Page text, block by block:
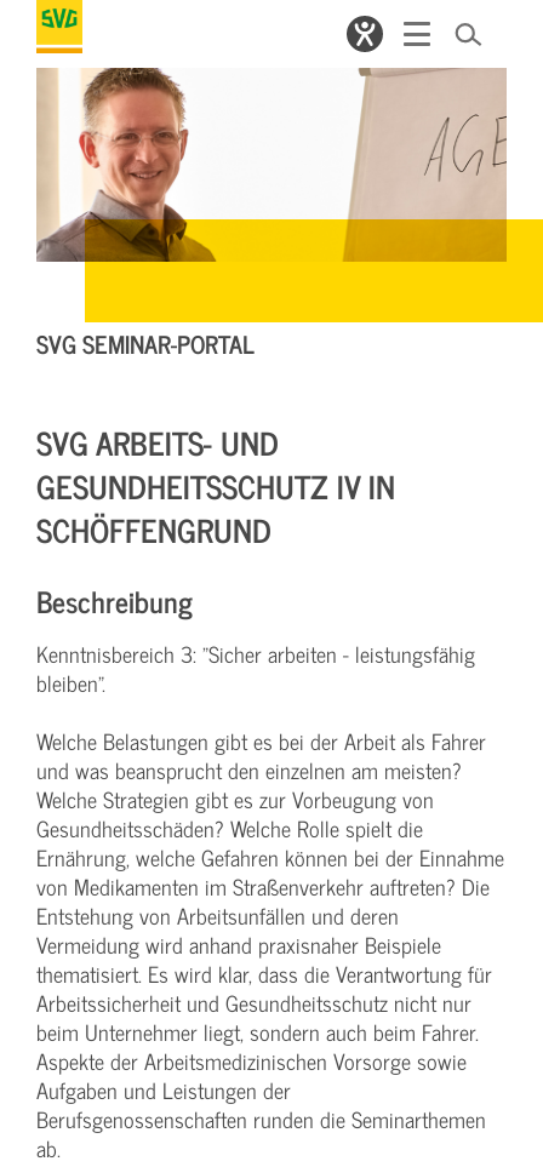
SVG SEMINAR-PORTAL
SVG ARBEITS- UND
GESUNDHEITSSCHUTZ IV IN
SCHÖFFENGRUND
Beschreibung
Kenntnisbereich 3: "Sicher arbeiten - leistungsfähig
bleiben".
Welche Belastungen gibt es bei der Arbeit als Fahrer
und was beansprucht den einzelnen am meisten?
Welche Strategien gibt es zur Vorbeugung von
Gesundheitsschäden? Welche Rolle spielt die
Ernährung, welche Gefahren können bei der Einnahme
von Medikamenten im Straßenverkehr auftreten? Die
Entstehung von Arbeitsunfällen und deren
Vermeidung wird anhand praxisnaher Beispiele
thematisiert. Es wird klar, dass die Verantwortung für
Arbeitssicherheit und Gesundheitsschutz nicht nur
beim Unternehmer liegt, sondern auch beim Fahrer.
Aspekte der Arbeitsmedizinischen Vorsorge sowie
Aufgaben und Leistungen der
Berufsgenossenschaften runden die Seminarthemen
ab.